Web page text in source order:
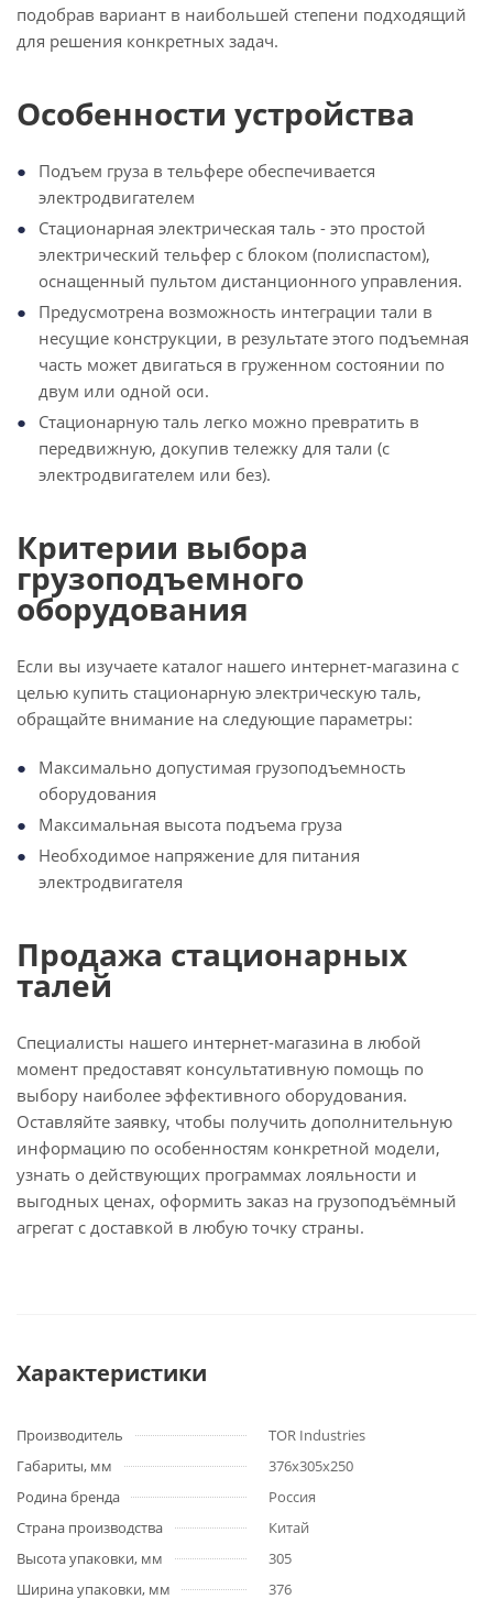
подобрав вариант в наибольшей степени подходящий
для решения конкретных задач.
Особенности устройства
Подъем груза в тельфере обеспечивается
электродвигателем
Стационарная электрическая таль - это простой
электрический тельфер с блоком (полиспастом),
оснащенный пультом дистанционного управления.
Предусмотрена возможность интеграции тали в
несущие конструкции, в результате этого подъемная
часть может двигаться в груженном состоянии по
двум или одной оси.
Стационарную таль легко можно превратить в
передвижную, докупив тележку для тали (с
электродвигателем или без).
Критерии выбора
грузоподъемного
оборудования
Если вы изучаете каталог нашего интернет-магазина с
целью купить стационарную электрическую таль,
обращайте внимание на следующие параметры:
Максимально допустимая грузоподъемность
оборудования
Максимальная высота подъема груза
Необходимое напряжение для питания
электродвигателя
Продажа стационарных
талей
Специалисты нашего интернет-магазина в любой
момент предоставят консультативную помощь по
выбору наиболее эффективного оборудования.
Оставляйте заявку, чтобы получить дополнительную
информацию по особенностям конкретной модели,
узнать о действующих программах лояльности и
выгодных ценах, оформить заказ на грузоподъёмный
агрегат с доставкой в любую точку страны.
Характеристики
Производитель
TOR Industries
Габариты, мм
376х305х250
Родина бренда
Россия
Страна производства
Китай
Высота упаковки, мм
305
Ширина упаковки, мм
376